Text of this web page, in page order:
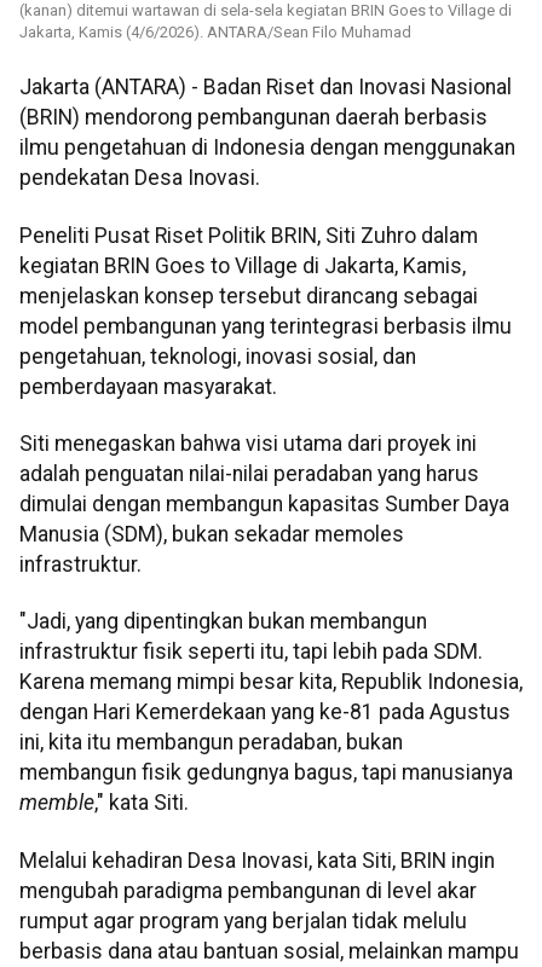
(kanan) ditemui wartawan di sela-sela kegiatan BRIN Goes to Village di
Jakarta, Kamis (4/6/2026). ANTARA/Sean Filo Muhamad
Jakarta (ANTARA) - Badan Riset dan Inovasi Nasional
(BRIN) mendorong pembangunan daerah berbasis
ilmu pengetahuan di Indonesia dengan menggunakan
pendekatan Desa Inovasi.
Peneliti Pusat Riset Politik BRIN, Siti Zuhro dalam
kegiatan BRIN Goes to Village di Jakarta, Kamis,
menjelaskan konsep tersebut dirancang sebagai
model pembangunan yang terintegrasi berbasis ilmu
pengetahuan, teknologi, inovasi sosial, dan
pemberdayaan masyarakat.
​Siti menegaskan bahwa visi utama dari proyek ini
adalah penguatan nilai-nilai peradaban yang harus
dimulai dengan membangun kapasitas Sumber Daya
Manusia (SDM), bukan sekadar memoles
infrastruktur.
"Jadi, yang dipentingkan bukan membangun
infrastruktur fisik seperti itu, tapi lebih pada SDM.
Karena memang mimpi besar kita, Republik Indonesia,
dengan Hari Kemerdekaan yang ke-81 pada Agustus
ini, kita itu membangun peradaban, bukan
membangun fisik gedungnya bagus, tapi manusianya
memble," kata Siti.
Melalui kehadiran Desa Inovasi, kata Siti, BRIN ingin
mengubah paradigma pembangunan di level akar
rumput agar program yang berjalan tidak melulu
berbasis dana atau bantuan sosial, melainkan mampu